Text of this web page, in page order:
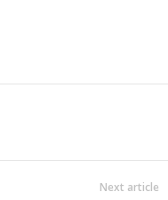
Next article